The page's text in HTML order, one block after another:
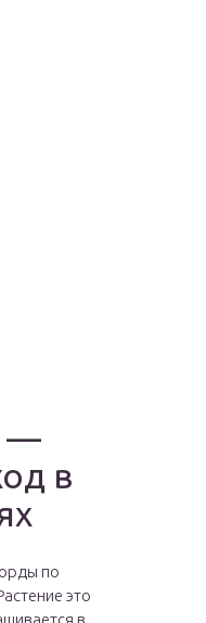
—
в
по
это
в